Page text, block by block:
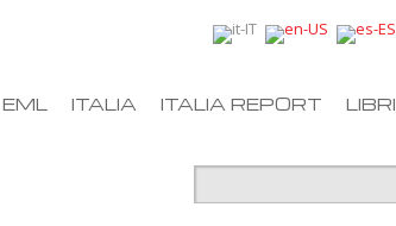
EML ITALIA ITALIA REPORT LIBRI